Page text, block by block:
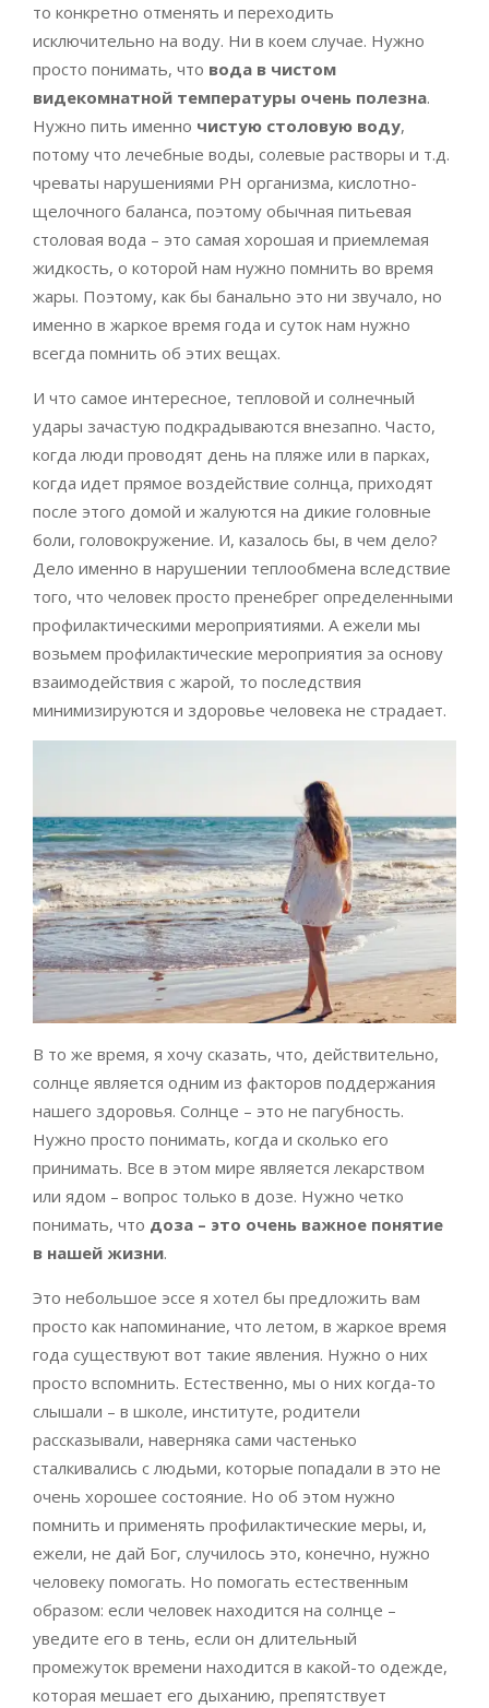
то конкретно отменять и переходить
исключительно на воду. Ни в коем случае. Нужно
просто понимать, что вода в чистом
видекомнатной температуры очень полезна.
Нужно пить именно чистую столовую воду,
потому что лечебные воды, солевые растворы и т.д.
чреваты нарушениями PH организма, кислотно-
щелочного баланса, поэтому обычная питьевая
столовая вода – это самая хорошая и приемлемая
жидкость, о которой нам нужно помнить во время
жары. Поэтому, как бы банально это ни звучало, но
именно в жаркое время года и суток нам нужно
всегда помнить об этих вещах.
И что самое интересное, тепловой и солнечный
удары зачастую подкрадываются внезапно. Часто,
когда люди проводят день на пляже или в парках,
когда идет прямое воздействие солнца, приходят
после этого домой и жалуются на дикие головные
боли, головокружение. И, казалось бы, в чем дело?
Дело именно в нарушении теплообмена вследствие
того, что человек просто пренебрег определенными
профилактическими мероприятиями. А ежели мы
возьмем профилактические мероприятия за основу
взаимодействия с жарой, то последствия
минимизируются и здоровье человека не страдает.
В то же время, я хочу сказать, что, действительно,
солнце является одним из факторов поддержания
нашего здоровья. Солнце – это не пагубность.
Нужно просто понимать, когда и сколько его
принимать. Все в этом мире является лекарством
или ядом – вопрос только в дозе. Нужно четко
понимать, что доза – это очень важное понятие
в нашей жизни.
Это небольшое эссе я хотел бы предложить вам
просто как напоминание, что летом, в жаркое время
года существуют вот такие явления. Нужно о них
просто вспомнить. Естественно, мы о них когда-то
слышали – в школе, институте, родители
рассказывали, наверняка сами частенько
сталкивались с людьми, которые попадали в это не
очень хорошее состояние. Но об этом нужно
помнить и применять профилактические меры, и,
ежели, не дай Бог, случилось это, конечно, нужно
человеку помогать. Но помогать естественным
образом: если человек находится на солнце –
уведите его в тень, если он длительный
промежуток времени находится в какой-то одежде,
которая мешает его дыханию, препятствует